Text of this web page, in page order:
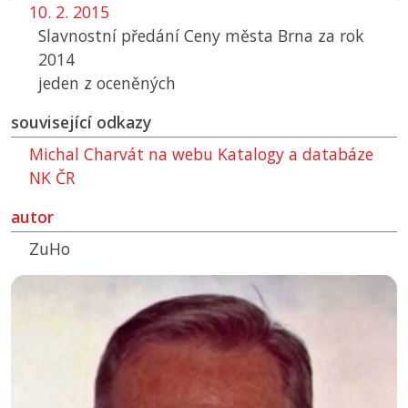
10. 2. 2015
Slavnostní předání Ceny města Brna za rok
2014
jeden z oceněných
související odkazy
Michal Charvát na webu Katalogy a databáze
NK ČR
autor
ZuHo